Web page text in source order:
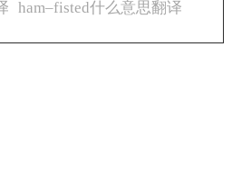
ham–fisted什么意思翻译